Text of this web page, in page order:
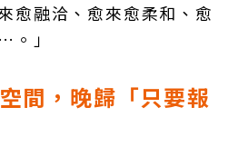
愈融洽、愈來愈柔和、愈
」
間，晚歸「只要報